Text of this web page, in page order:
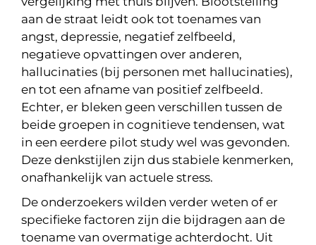
aan de straat leidt ook tot toenames van
angst, depressie, negatief zelfbeeld,
negatieve opvattingen over anderen,
hallucinaties (bij personen met hallucinaties),
en tot een afname van positief zelfbeeld.
Echter, er bleken geen verschillen tussen de
beide groepen in cognitieve tendensen, wat
in een eerdere pilot study wel was gevonden.
Deze denkstijlen zijn dus stabiele kenmerken,
onafhankelijk van actuele stress.
De onderzoekers wilden verder weten of er
specifieke factoren zijn die bijdragen aan de
toename van overmatige achterdocht. Uit